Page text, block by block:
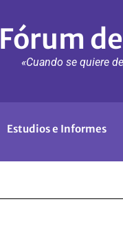
Fórum
«Cuando se quiere
Estudios e Informes